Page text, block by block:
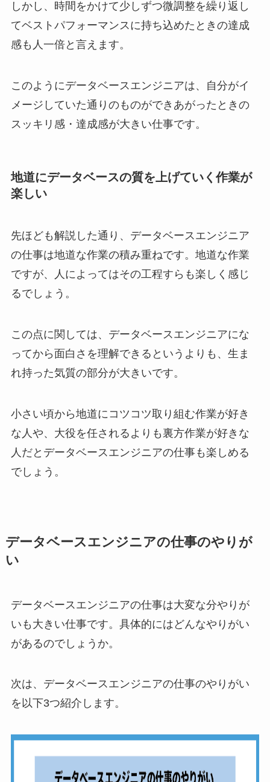
しかし、時間をかけて少しずつ微調整を繰り返し
てベストパフォーマンスに持ち込めたときの達成
感も人一倍と言えます。
このようにデータベースエンジニアは、自分がイ
メージしていた通りのものができあがったときの
スッキリ感・達成感が大きい仕事です。
地道にデータベースの質を上げていく作業が
楽しい
先ほども解説した通り、データベースエンジニア
の仕事は地道な作業の積み重ねです。地道な作業
ですが、人によってはその工程すらも楽しく感じ
るでしょう。
この点に関しては、データベースエンジニアにな
ってから面白さを理解できるというよりも、生ま
れ持った気質の部分が大きいです。
小さい頃から地道にコツコツ取り組む作業が好き
な人や、大役を任されるよりも裏方作業が好きな
人だとデータベースエンジニアの仕事も楽しめる
でしょう。
データベースエンジニアの仕事のやりが
い
データベースエンジニアの仕事は大変な分やりが
いも大きい仕事です。具体的にはどんなやりがい
があるのでしょうか。
次は、データベースエンジニアの仕事のやりがい
を以下3つ紹介します。